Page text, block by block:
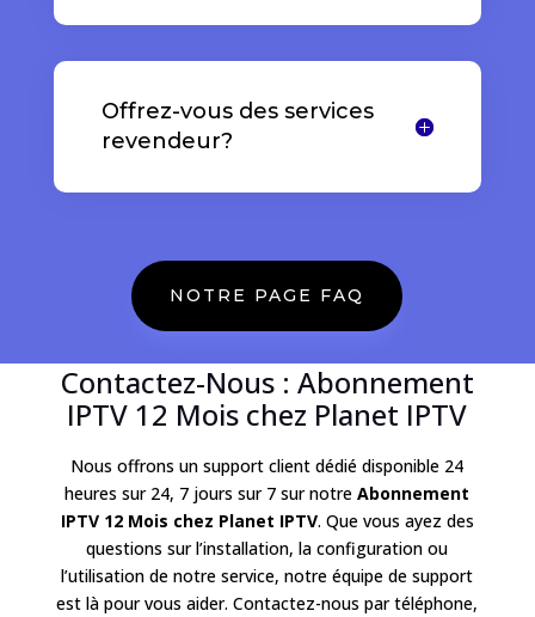
Offrez-vous des services
revendeur?
NOTRE PAGE FAQ
Contactez-Nous : Abonnement
IPTV 12 Mois chez Planet IPTV
Nous offrons un support client dédié disponible 24
heures sur 24, 7 jours sur 7 sur notreAbonnement
IPTV 12 Mois chez Planet IPTV. Que vous ayez des
questions sur l’installation, la configuration ou
l’utilisation de notre service, notre équipe de support
est là pour vous aider. Contactez-nous par téléphone,